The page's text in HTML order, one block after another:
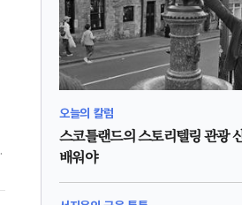
오늘의 칼럼
스코틀랜드의 스토리텔링 관광
배워야